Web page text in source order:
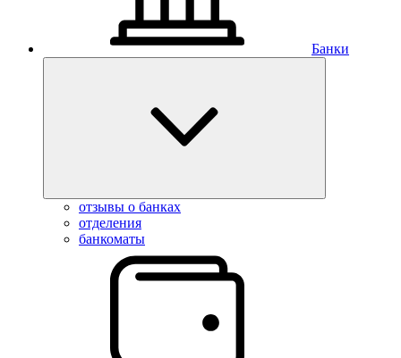
Банки
отзывы о банках
отделения
банкоматы